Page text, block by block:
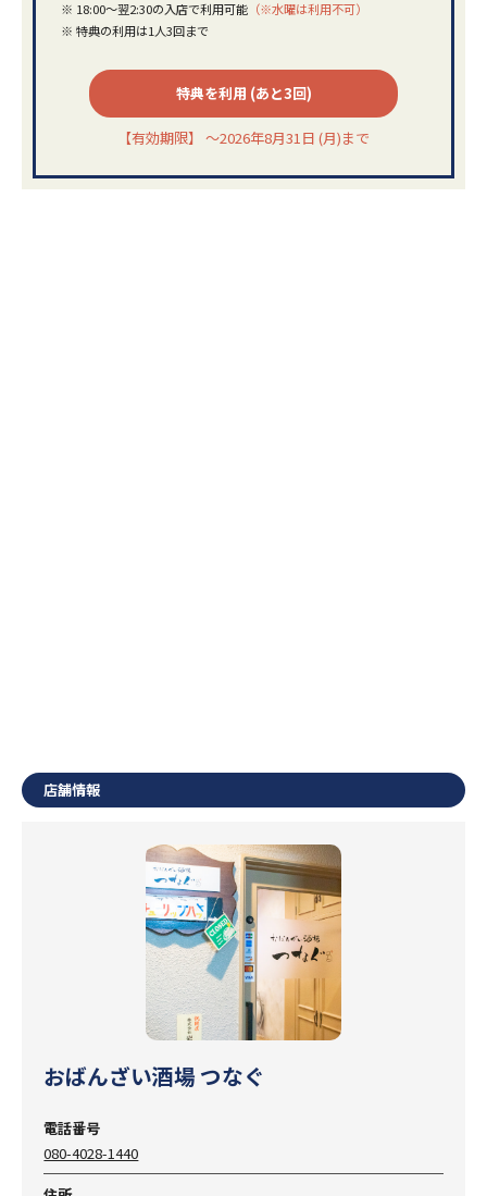
※ 18:00～翌2:30の入店で利用可能（※水曜は利用不可）
※ 特典の利用は1人3回まで
特典を利用 (あと3回)
【有効期限】 ～2026年8月31日 (月)まで
店舗情報
おばんざい酒場 つなぐ
電話番号
080-4028-1440